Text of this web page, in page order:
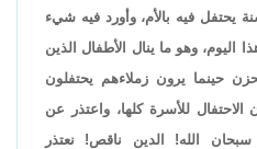
يحتفل فيه بالأم، وأورد فيه شيء
وهو ما ينال الأطفال الذين
حينما يرون زملاءهم يحتفلون
الاحتفال للأسرة كلها، واعتذر عن
سبحان الله! الدين ناقص! نعتذر